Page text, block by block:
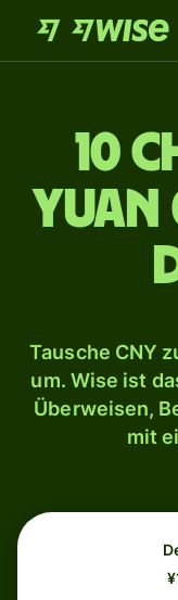
10
Yuan
Tausche CNY
um. Wise ist
Überweisen,
mit